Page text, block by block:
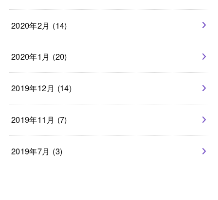
2020年2月 (14)
2020年1月 (20)
2019年12月 (14)
2019年11月 (7)
2019年7月 (3)